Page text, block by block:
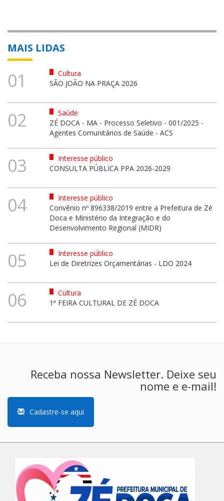
MAIS LIDAS
01
Cultura
SÃO JOÃO NA PRAÇA 2026
02
Saúde
ZÉ DOCA - MA - Processo Seletivo - 001/2025 -
Agentes Comunitários de Saúde - ACS
03
Interesse público
CONSULTA PÚBLICA PPA 2026-2029
04
Interesse público
Convênio nº 896338/2019 entre a Prefeitura de Zé
Doca e Ministério da Integração e do
Desenvolvimento Regional (MIDR)
05
Interesse público
Lei de Diretrizes Orçamentárias - LDO 2024
06
Cultura
1ª FEIRA CULTURAL DE ZÉ DOCA
Receba nossa Newsletter. Deixe seu
nome e e-mail!
Cadastre-se aqui